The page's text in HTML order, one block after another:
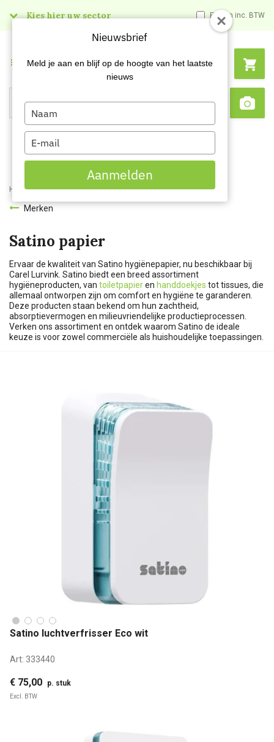
Kies hier uw sector Prijzen inc. BTW
Search
Menu
Home Merken Satino
Merken
Satino papier
Ervaar de kwaliteit van Satino hygiënepapier, nu beschikbaar bij
Carel Lurvink. Satino biedt een breed assortiment
hygiëneproducten, van toiletpapieren handdoekjes tot tissues, die
allemaal ontworpen zijn om comfort en hygiëne te garanderen.
Deze producten staan bekend om hun zachtheid,
absorptievermogen en milieuvriendelijke productieprocessen.
Verken ons assortiment en ontdek waarom Satino de ideale
keuze is voor zowel commerciële als huishoudelijke toepassingen.
Satino luchtverfrisser Eco wit
Art: 333440
€ 75,00 p. stuk
Excl. BTW
Nieuwsbrief
Meld je aan en blijf op de hoogte van het laatste
nieuws
Type
your
name
Type
your
email
Aanmelden